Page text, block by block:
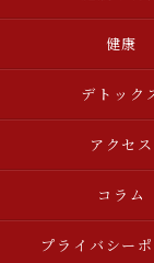
健康
デトック
アクセス
コラム
プライバシー